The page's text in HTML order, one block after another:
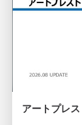
アートプレス